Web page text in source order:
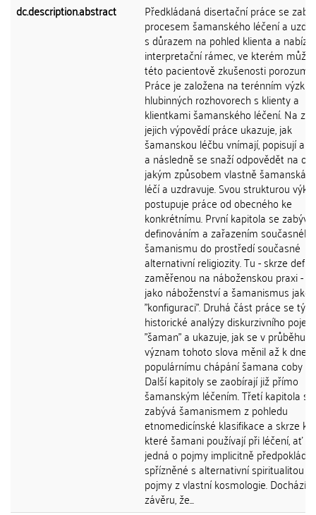
dc.description.abstract
Předkládaná disertační práce se
procesem šamanského léčení a
s důrazem na pohled klienta a nabízí
interpretační rámec, ve kterém může
této pacientově zkušenosti
Práce je založena na terénním
hlubinných rozhovorech s klienty a
klientkami šamanského léčení. Na
jejich výpovědí práce ukazuje, jak
šamanskou léčbu vnímají, popisují a
a následně se snaží odpovědět na
jakým způsobem vlastně šamanská
léčí a uzdravuje. Svou strukturou
postupuje práce od obecného ke
konkrétnímu. První kapitola se zabývá
definováním a zařazením současného
šamanismu do prostředí současné
alternativní religiozity. Tu - skrze
zaměřenou na náboženskou praxi -
jako náboženství a šamanismus jako
"konfiguraci". Druhá část práce se týká
historické analýzy diskurzivního
"šaman" a ukazuje, jak se v průběhu
význam tohoto slova měnil až k
populárnímu chápání šamana coby
Další kapitoly se zaobírají již přímo
šamanským léčením. Třetí kapitola se
zabývá šamanismem z pohledu
etnomedicínské klasifikace a skrze
které šamani používají při léčení, ať
jedná o pojmy implicitně
spřízněné s alternativní spiritualitou
pojmy z vlastní kosmologie. Dochází k
závěru, že...